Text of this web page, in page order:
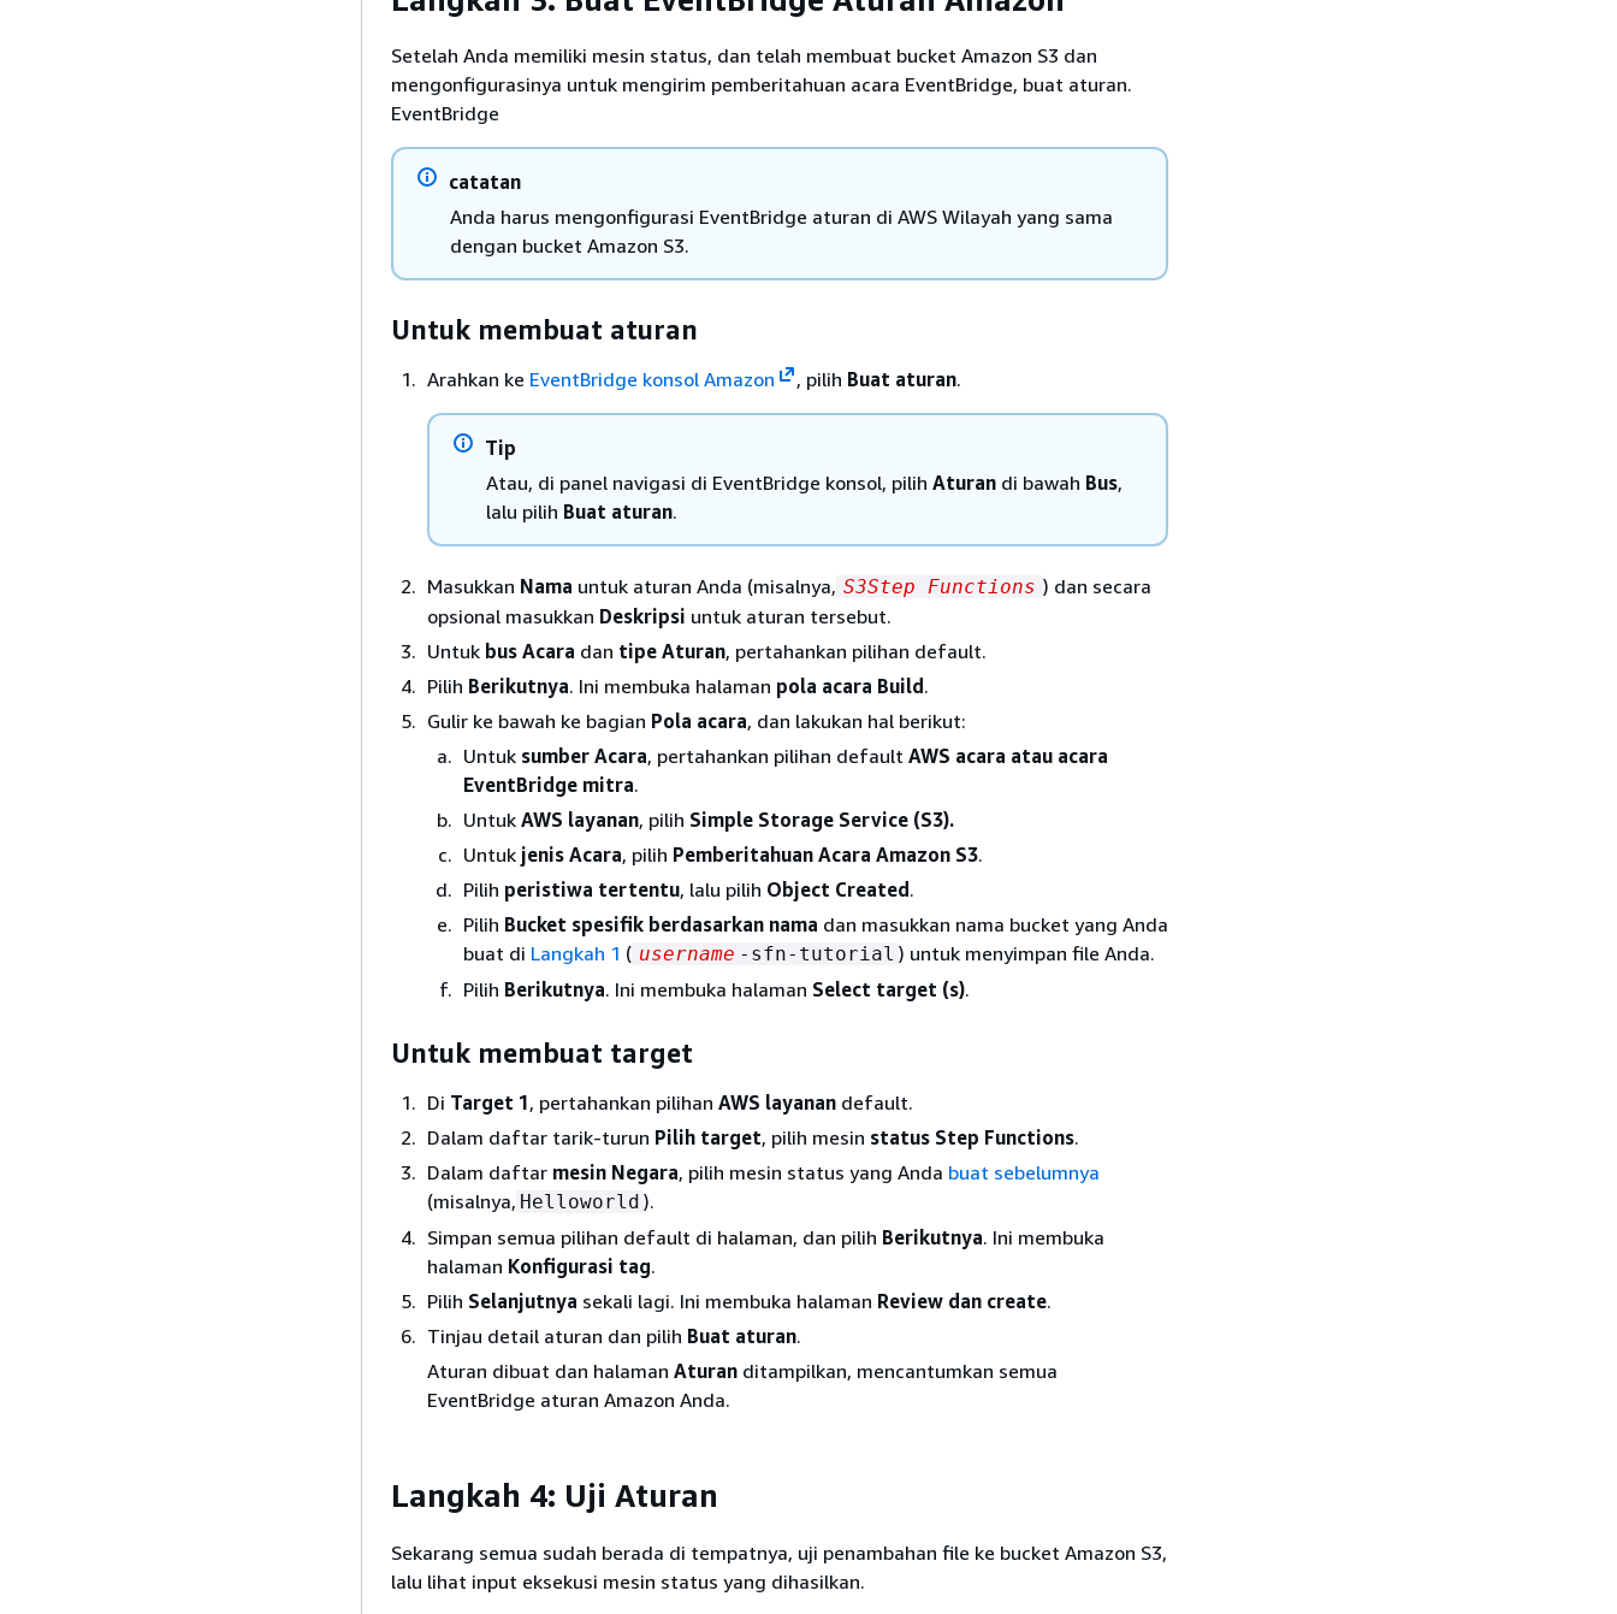
Setelah Anda memiliki mesin status, dan telah membuat bucket Amazon S3 dan
mengonfigurasinya untuk mengirim pemberitahuan acara EventBridge, buat aturan.
EventBridge
catatan
Anda harus mengonfigurasi EventBridge aturan di AWS Wilayah yang sama
dengan bucket Amazon S3.
Untuk membuat aturan
Arahkan ke EventBridge konsol Amazon , pilih Buat aturan.
Tip
Atau, di panel navigasi di EventBridge konsol, pilih Aturan di bawah Bus,
lalu pilih Buat aturan.
Masukkan Nama untuk aturan Anda (misalnya, S3Step Functions ) dan secara
opsional masukkan Deskripsi untuk aturan tersebut.
Untuk bus Acara dan tipe Aturan, pertahankan pilihan default.
Pilih Berikutnya. Ini membuka halaman pola acara Build .
Gulir ke bawah ke bagian Pola acara, dan lakukan hal berikut:
Untuk sumber Acara, pertahankan pilihan default AWS acara atau acara
EventBridge mitra.
Untuk AWS layanan, pilih Simple Storage Service (S3).
Untuk jenis Acara, pilih Pemberitahuan Acara Amazon S3.
Pilih peristiwa tertentu, lalu pilih Object Created .
Pilih Bucket spesifik berdasarkan nama dan masukkan nama bucket yang Anda
buat di Langkah 1 ( username -sfn-tutorial ) untuk menyimpan file Anda.
Pilih Berikutnya. Ini membuka halaman Select target (s).
Untuk membuat target
Di Target 1, pertahankan pilihan AWS layanan default.
Dalam daftar tarik-turun Pilih target, pilih mesin status Step Functions.
Dalam daftar mesin Negara, pilih mesin status yang Anda buat sebelumnya
(misalnya, Helloworld ).
Simpan semua pilihan default di halaman, dan pilih Berikutnya. Ini membuka
halaman Konfigurasi tag.
Pilih Selanjutnya sekali lagi. Ini membuka halaman Review dan create.
Tinjau detail aturan dan pilih Buat aturan.
Aturan dibuat dan halaman Aturan ditampilkan, mencantumkan semua
EventBridge aturan Amazon Anda.
Langkah 4: Uji Aturan
Sekarang semua sudah berada di tempatnya, uji penambahan file ke bucket Amazon S3,
lalu lihat input eksekusi mesin status yang dihasilkan.